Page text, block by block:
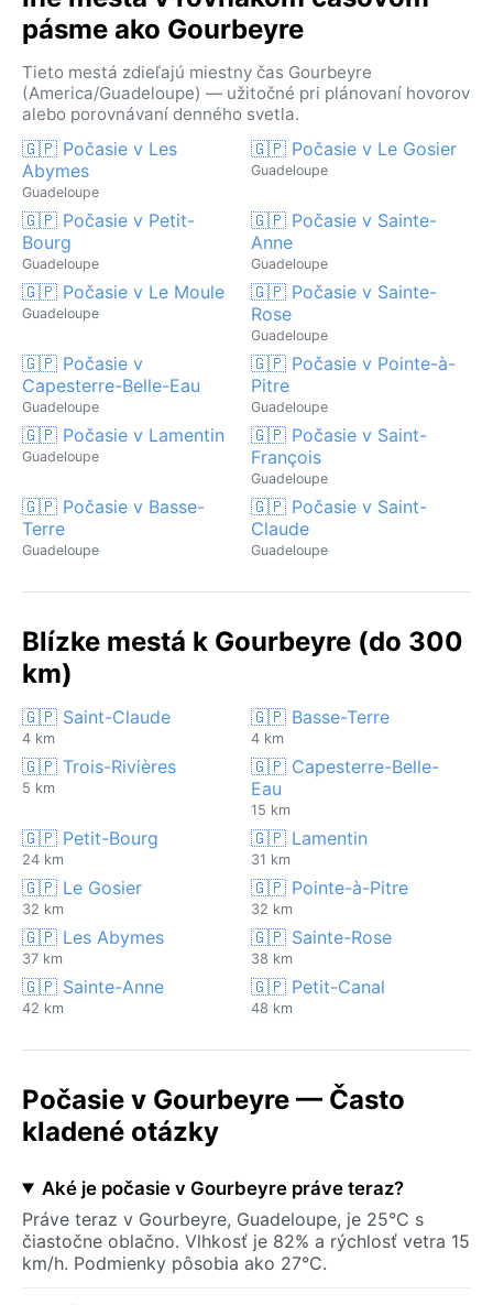
pásme ako Gourbeyre
Tieto mestá zdieľajú miestny čas Gourbeyre
(America/Guadeloupe) — užitočné pri plánovaní hovorov
alebo porovnávaní denného svetla.
🇬🇵 Počasie v Les
Abymes
Guadeloupe
🇬🇵 Počasie v Le Gosier
Guadeloupe
🇬🇵 Počasie v Petit-
Bourg
Guadeloupe
🇬🇵 Počasie v Sainte-
Anne
Guadeloupe
🇬🇵 Počasie v Le Moule
Guadeloupe
🇬🇵 Počasie v Sainte-
Rose
Guadeloupe
🇬🇵 Počasie v
Capesterre-Belle-Eau
Guadeloupe
🇬🇵 Počasie v Pointe-à-
Pitre
Guadeloupe
🇬🇵 Počasie v Lamentin
Guadeloupe
🇬🇵 Počasie v Saint-
François
Guadeloupe
🇬🇵 Počasie v Basse-
Terre
Guadeloupe
🇬🇵 Počasie v Saint-
Claude
Guadeloupe
Blízke mestá k Gourbeyre (do 300
km)
🇬🇵 Saint-Claude
4 km
🇬🇵 Basse-Terre
4 km
🇬🇵 Trois-Rivières
5 km
🇬🇵 Capesterre-Belle-
Eau
15 km
🇬🇵 Petit-Bourg
24 km
🇬🇵 Lamentin
31 km
🇬🇵 Le Gosier
32 km
🇬🇵 Pointe-à-Pitre
32 km
🇬🇵 Les Abymes
37 km
🇬🇵 Sainte-Rose
38 km
🇬🇵 Sainte-Anne
42 km
🇬🇵 Petit-Canal
48 km
Počasie v Gourbeyre — Často
kladené otázky
Aké je počasie v Gourbeyre práve teraz?
Práve teraz v Gourbeyre, Guadeloupe, je 25°C s
čiastočne oblačno. Vlhkosť je 82% a rýchlosť vetra 15
km/h. Podmienky pôsobia ako 27°C.